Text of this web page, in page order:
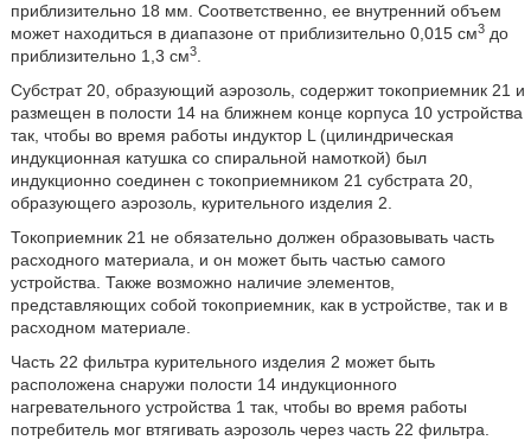
приблизительно 18 мм. Соответственно, ее внутренний объем
может находиться в диапазоне от приблизительно 0,015 см3до
приблизительно 1,3 см3.
Субстрат 20, образующий аэрозоль, содержит токоприемник 21 и
размещен в полости 14 на ближнем конце корпуса 10 устройства
так, чтобы во время работы индуктор L (цилиндрическая
индукционная катушка со спиральной намоткой) был
индукционно соединен с токоприемником 21 субстрата 20,
образующего аэрозоль, курительного изделия 2.
Токоприемник 21 не обязательно должен образовывать часть
расходного материала, и он может быть частью самого
устройства. Также возможно наличие элементов,
представляющих собой токоприемник, как в устройстве, так и в
расходном материале.
Часть 22 фильтра курительного изделия 2 может быть
расположена снаружи полости 14 индукционного
нагревательного устройства 1 так, чтобы во время работы
потребитель мог втягивать аэрозоль через часть 22 фильтра.